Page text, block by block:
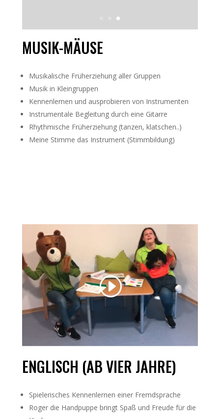
MUSIK-MÄUSE
Musikalische Früherziehung aller Gruppen
Musik in Kleingruppen
Kennenlernen und ausprobieren von Instrumenten
Instrumentale Begleitung durch eine Gitarre
Rhythmische Früherziehung (tanzen, klatschen..)
Meine Stimme das Instrument (Stimmbildung)
ENGLISCH (AB VIER JAHRE)
Spielerisches Kennenlernen einer Fremdsprache
Roger die Handpuppe bringt Spaß und Freude für die